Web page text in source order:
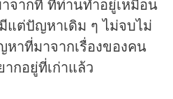
จากที่ ที่ท่านทำอยู่เหมือน
ต่ปัญหาเดิม ๆ ไม่จบไม่
าที่มาจากเรื่องของคน
กอยู่ที่เก่าแล้ว